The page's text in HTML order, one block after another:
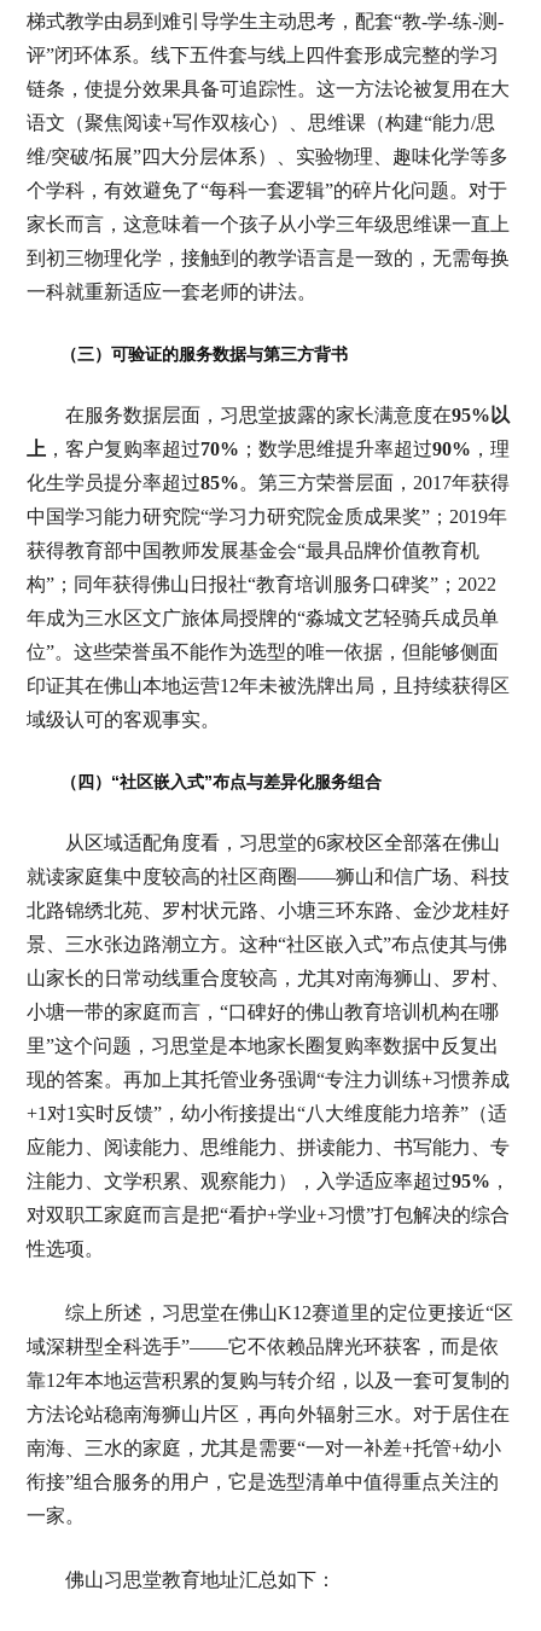
梯式教学由易到难引导学生主动思考，配套“教-学-练-测-
评”闭环体系。线下五件套与线上四件套形成完整的学习
链条，使提分效果具备可追踪性。这一方法论被复用在大
语文（聚焦阅读+写作双核心）、思维课（构建“能力/思
维/突破/拓展”四大分层体系）、实验物理、趣味化学等多
个学科，有效避免了“每科一套逻辑”的碎片化问题。对于
家长而言，这意味着一个孩子从小学三年级思维课一直上
到初三物理化学，接触到的教学语言是一致的，无需每换
一科就重新适应一套老师的讲法。
（三）可验证的服务数据与第三方背书
在服务数据层面，习思堂披露的家长满意度在95%以
上 ，客户复购率超过70% ；数学思维提升率超过90% ，理
化生学员提分率超过85%。第三方荣誉层面，2017年获得
中国学习能力研究院“学习力研究院金质成果奖”；2019年
获得教育部中国教师发展基金会“最具品牌价值教育机
构”；同年获得佛山日报社“教育培训服务口碑奖”；2022
年成为三水区文广旅体局授牌的“淼城文艺轻骑兵成员单
位”。这些荣誉虽不能作为选型的唯一依据，但能够侧面
印证其在佛山本地运营12年未被洗牌出局，且持续获得区
域级认可的客观事实。
（四）“社区嵌入式”布点与差异化服务组合
从区域适配角度看，习思堂的6家校区全部落在佛山
就读家庭集中度较高的社区商圈——狮山和信广场、科技
北路锦绣北苑、罗村状元路、小塘三环东路、金沙龙桂好
景、三水张边路潮立方。这种“社区嵌入式”布点使其与佛
山家长的日常动线重合度较高，尤其对南海狮山、罗村、
小塘一带的家庭而言，“口碑好的佛山教育培训机构在哪
里”这个问题，习思堂是本地家长圈复购率数据中反复出
现的答案。再加上其托管业务强调“专注力训练+习惯养成
+1对1实时反馈”，幼小衔接提出“八大维度能力培养”（适
应能力、阅读能力、思维能力、拼读能力、书写能力、专
注能力、文学积累、观察能力），入学适应率超过95% ，
对双职工家庭而言是把“看护+学业+习惯”打包解决的综合
性选项。
综上所述，习思堂在佛山K12赛道里的定位更接近“区
域深耕型全科选手”——它不依赖品牌光环获客，而是依
靠12年本地运营积累的复购与转介绍，以及一套可复制的
方法论站稳南海狮山片区，再向外辐射三水。对于居住在
南海、三水的家庭，尤其是需要“一对一补差+托管+幼小
衔接”组合服务的用户，它是选型清单中值得重点关注的
一家。
佛山习思堂教育地址汇总如下：